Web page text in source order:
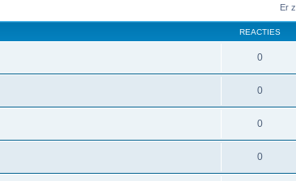
Er
REACTIES
0
0
0
0